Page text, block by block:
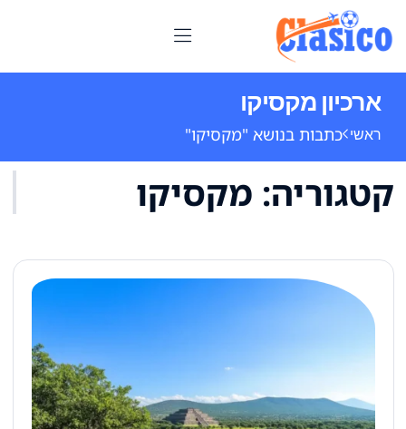
ארכיון מקסיקו
ראשי כתבות בנושא "מקסיקו"
קטגוריה: מקסיקו